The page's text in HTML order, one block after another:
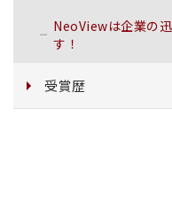
NeoViewは企業の
す！
受賞歴